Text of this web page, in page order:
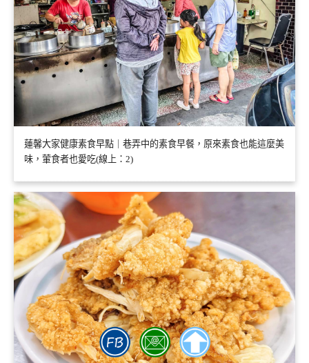
蓮馨大家健康素食早點｜巷弄中的素食早餐，原來素食也能這麼美
味，葷食者也愛吃(線上：2)